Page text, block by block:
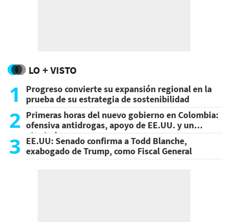
LO + VISTO
1
Progreso convierte su expansión regional en la
prueba de su estrategia de sostenibilidad
2 Primeras horas del nuevo gobierno en Colombia:
ofensiva antidrogas, apoyo de EE.UU. y un
atentado
3 EE.UU: Senado confirma a Todd Blanche,
exabogado de Trump, como Fiscal General